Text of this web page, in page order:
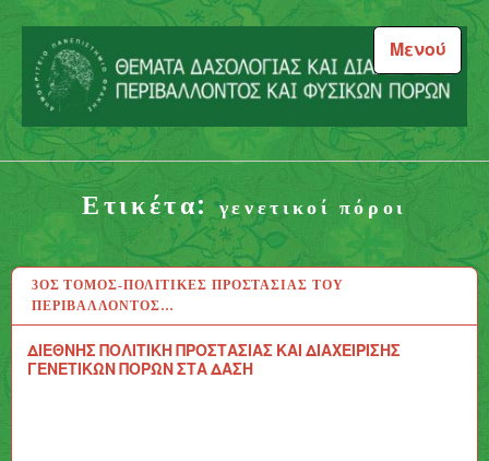
Μεταπηδήστε
περιεχόμενο
Θέματα Δασολογίας και
Διαχείρισης Περιβάλλοντος
και Φυσικών Πόρων
Μενού
Ετικέτα:γενετικοί πόροι
3ΟΣ ΤΌΜΟΣ-ΠΟΛΙΤΙΚΈΣ ΠΡΟΣΤΑΣΊΑΣ ΤΟΥ
ΠΕΡΙΒΆΛΛΟΝΤΟΣ…
ΔΙΕΘΝΗΣ ΠΟΛΙΤΙΚΗ ΠΡΟΣΤΑΣΙΑΣ ΚΑΙ ΔΙΑΧΕΙΡΙΣΗΣ
ΓΕΝΕΤΙΚΩΝ ΠΟΡΩΝ ΣΤΑ ΔΑΣΗ
13 ΑΥΓ 2020